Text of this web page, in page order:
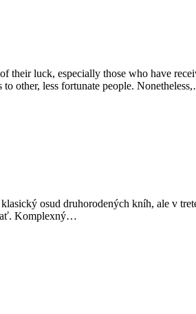
their luck, especially those who have
other, less fortunate people.
osud druhorodených kníh, ale v
Komplexný…